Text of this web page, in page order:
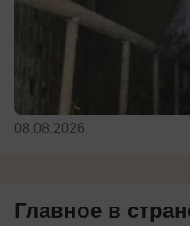
08.08.2026
Главное в